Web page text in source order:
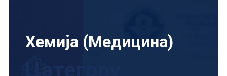
Хемија (Медицина)